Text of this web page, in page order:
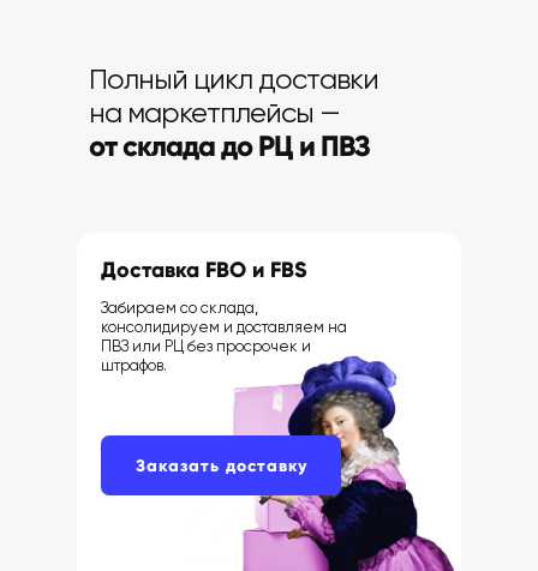
Полный цикл доставки
на маркетплейсы —
от склада до РЦ и ПВЗ
Заказать доставку
Доставка FBO и FBS
Забираем со склада,
консолидируем и доставляем на
ПВЗ или РЦ без просрочек и
штрафов.